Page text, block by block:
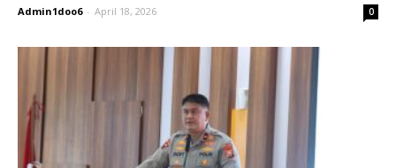
Admin1doo6 - April 18, 2026 0